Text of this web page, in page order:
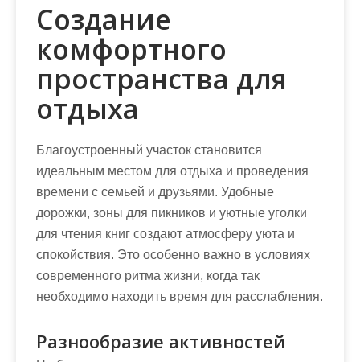
Создание
комфортного
пространства для
отдыха
Благоустроенный участок становится
идеальным местом для отдыха и проведения
времени с семьей и друзьями. Удобные
дорожки, зоны для пикников и уютные уголки
для чтения книг создают атмосферу уюта и
спокойствия. Это особенно важно в условиях
современного ритма жизни, когда так
необходимо находить время для расслабления.
Разнообразие активностей